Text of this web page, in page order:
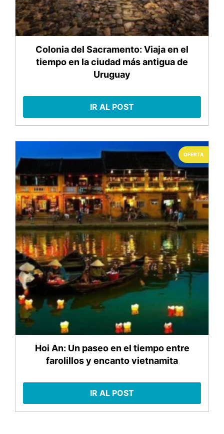
Colonia del Sacramento: Viaja en el
tiempo en la ciudad más antigua de
Uruguay
IR AL POST
OFERTA
Hoi An: Un paseo en el tiempo entre
farolillos y encanto vietnamita
IR AL POST